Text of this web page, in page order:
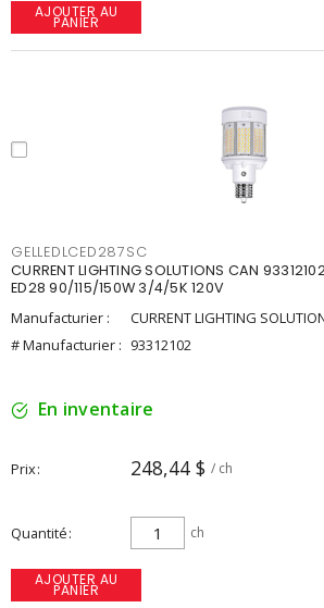
AJOUTER AU
PANIER
GELLEDLCED287SC
CURRENT LIGHTING SOLUTIONS CAN 93312102
ED28 90/115/150W 3/4/5K 120V
Manufacturier :
CURRENT LIGHTING
# Manufacturier : 93312102
En inventaire
Prix 248,44 $ / ch
Quantité ch
AJOUTER AU
PANIER